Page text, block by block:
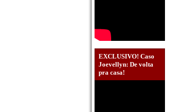
EXCLUSIVO! Caso
Joevellyn: De volta
pra casa!